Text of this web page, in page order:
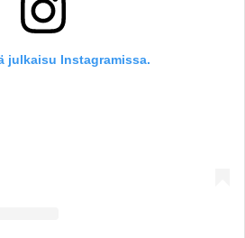
julkaisu Instagramissa.